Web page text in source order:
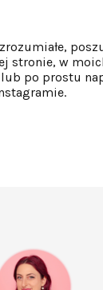
stronie, w
lub po prostu